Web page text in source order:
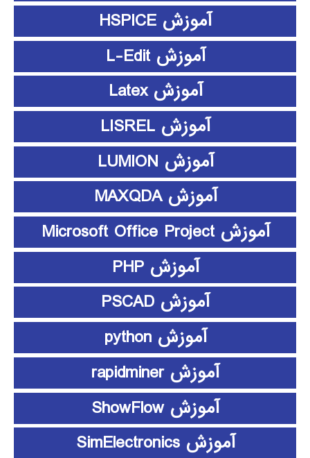
آموزش HSPICE
آموزش L-Edit
آموزش Latex
آموزش LISREL
آموزش LUMION
آموزش MAXQDA
آموزش Microsoft Office Project
آموزش PHP
آموزش PSCAD
آموزش python
آموزش rapidminer
آموزش ShowFlow
آموزش SimElectronics